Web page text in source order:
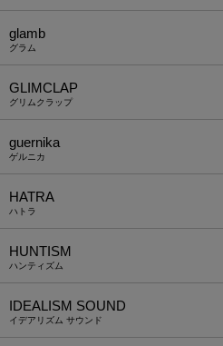
glamb
グラム
GLIMCLAP
グリムクラップ
guernika
ゲルニカ
HATRA
ハトラ
HUNTISM
ハンティズム
IDEALISM SOUND
イデアリズム サウンド